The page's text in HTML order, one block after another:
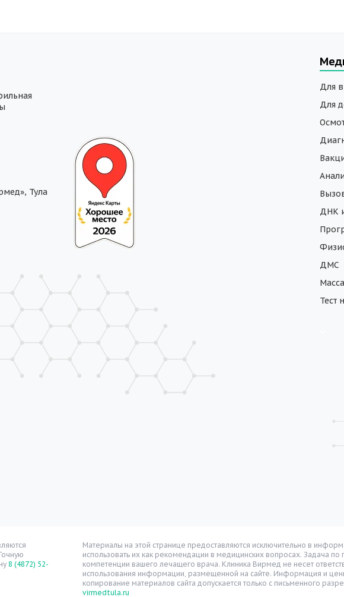
Для
Для
ДНК
ДМС
Тест
8 (4872) 52-
Материалы на этой странице предоставляются исключительно в
использовать их как рекомендации в медицинских вопросах. Задача
компетенции вашего лечащего врача. Клиника Вирмед не несет
использования информации, размещенной на сайте. Информация и
копирование материалов сайта допускается только с письменного
virmedtula.ru